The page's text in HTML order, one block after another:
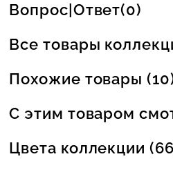
Вопрос|Ответ(0)
Все товары
Похожие товары
С этим товаром
Цвета коллекции